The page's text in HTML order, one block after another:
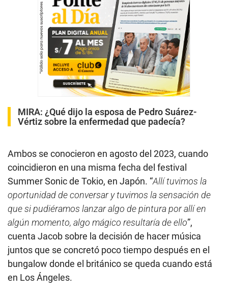
MIRA: ¿Qué dijo la esposa de Pedro Suárez-
Vértiz sobre la enfermedad que padecía?
Ambos se conocieron en agosto del 2023, cuando
coincidieron en una misma fecha del festival
Summer Sonic de Tokio, en Japón. “Allí tuvimos la
oportunidad de conversar y tuvimos la sensación de
que si pudiéramos lanzar algo de pintura por allí en
algún momento, algo mágico resultaría de ello”,
cuenta Jacob sobre la decisión de hacer música
juntos que se concretó poco tiempo después en el
bungalow donde el británico se queda cuando está
en Los Ángeles.